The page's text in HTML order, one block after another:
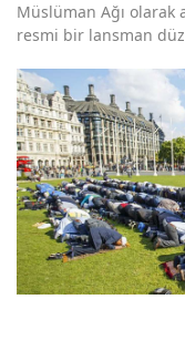
Müslüman Ağı olarak
resmi bir lansman